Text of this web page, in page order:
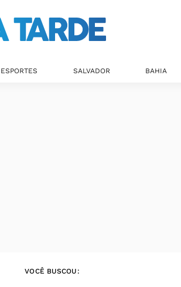
ESPORTES SALVADOR BAHIA
VOCÊ BUSCOU: